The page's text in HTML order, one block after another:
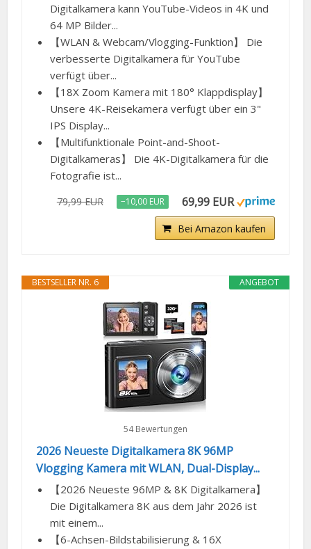
Digitalkamera kann YouTube-Videos in 4K und
64 MP Bilder...
【WLAN & Webcam/Vlogging-Funktion】 Die
verbesserte Digitalkamera für YouTube
verfügt über...
【18X Zoom Kamera mit 180° Klappdisplay】
Unsere 4K-Reisekamera verfügt über ein 3"
IPS Display...
【Multifunktionale Point-and-Shoot-
Digitalkameras】 Die 4K-Digitalkamera für die
Fotografie ist...
79,99 EUR −10,00 EUR 69,99 EUR
Bei Amazon kaufen
ANGEBOT
BESTSELLER NR. 6
54 Bewertungen
2026 Neueste Digitalkamera 8K 96MP
Vlogging Kamera mit WLAN, Dual-Display...
【2026 Neueste 96MP & 8K Digitalkamera】
Die Digitalkamera 8K aus dem Jahr 2026 ist
mit einem...
【6-Achsen-Bildstabilisierung & 16X